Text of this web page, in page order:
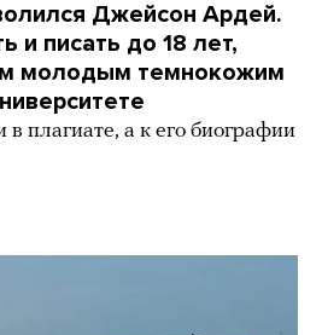
Джейсон Ардей.
и писать до 18 лет,
молодым темнокожим
в плагиате, а к его биографии